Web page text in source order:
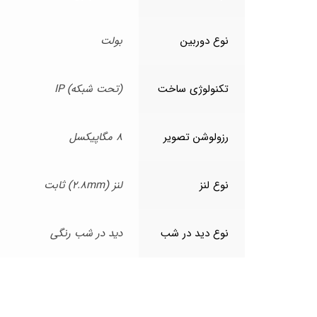
نوع دوربین بولت
تکنولوژی ساخت (تحت شبکه) IP
رزولوشن تصویر 8 مگاپیکسل
نوع لنز لنز (2.8mm) ثابت
نوع دید در شب دید در شب رنگی